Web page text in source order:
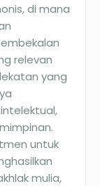
di mana
relevan
yang
untuk
mulia,